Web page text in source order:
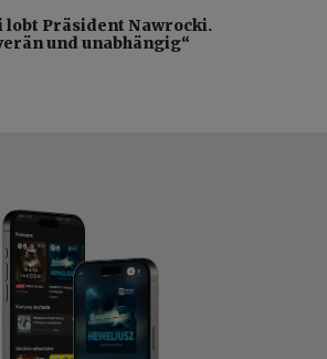
Präsident Nawrocki.
und unabhängig“